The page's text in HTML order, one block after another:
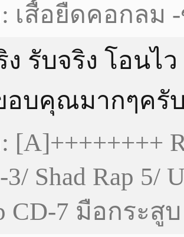
เสื้อยืดคอกลม
ง รับจริง โอนไ
อบคุณมากๆครั
[A]++++++++
3/ Shad Rap 5/
CD-7 มือกระสู